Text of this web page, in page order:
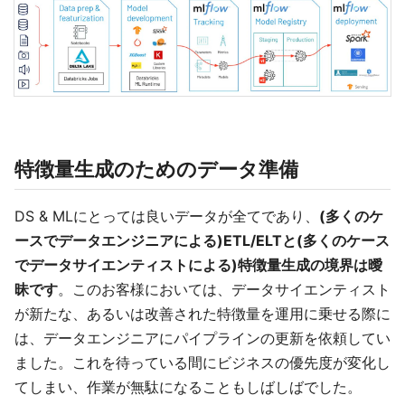
特徴量生成のためのデータ準備
DS & MLにとっては良いデータが全てであり、 (多くのケ
ースでデータエンジニアによる)ETL/ELTと(多くのケース
でデータサイエンティストによる)特徴量生成の境界は曖
昧です。このお客様においては、データサイエンティスト
が新たな、あるいは改善された特徴量を運用に乗せる際に
は、データエンジニアにパイプラインの更新を依頼してい
ました。これを待っている間にビジネスの優先度が変化し
てしまい、作業が無駄になることもしばしばでした。